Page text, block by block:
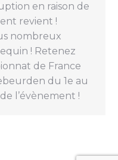
en raison de
revient !
nombreux
! Retenez
de France
du 1e au
l’évènement !